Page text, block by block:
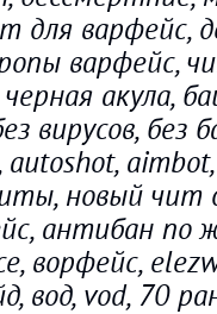
для варфейс,
варфейс,
акула,
вирусов, без
новый чит
антибан по
ворфейс,
вод, vod, 70